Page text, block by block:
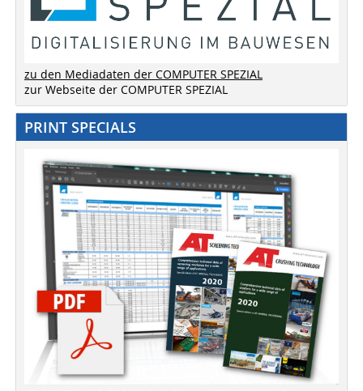
zu den Mediadaten der COMPUTER SPEZIAL
zur Webseite der COMPUTER SPEZIAL
PRINT SPECIALS